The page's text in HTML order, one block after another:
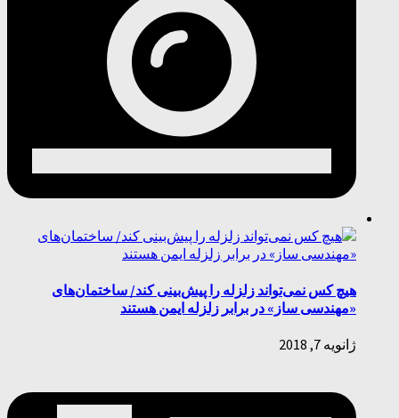
هیچ کس نمی‌تواند زلزله را پیش‌بینی کند/ ساختمان‌های
«مهندسی ساز» در برابر زلزله ایمن هستند
ژانویه 7, 2018